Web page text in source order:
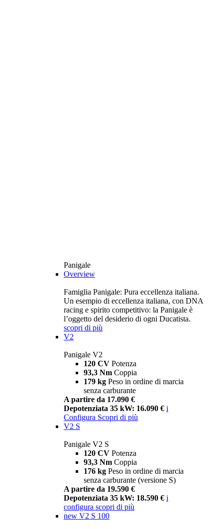
Panigale
Overview
Famiglia Panigale: Pura eccellenza italiana.
Un esempio di eccellenza italiana, con DNA
racing e spirito competitivo: la Panigale è
l’oggetto del desiderio di ogni Ducatista.
scopri di più
V2
Panigale V2
120 CV Potenza
93,3 Nm Coppia
179 kg Peso in ordine di marcia
senza carburante
A partire da 17.090 €
Depotenziata 35 kW: 16.090 € i
Configura Scopri di più
V2 S
Panigale V2 S
120 CV Potenza
93,3 Nm Coppia
176 kg Peso in ordine di marcia
senza carburante (versione S)
A partire da 19.590 €
Depotenziata 35 kW: 18.590 € i
configura scopri di più
new V2 S 100